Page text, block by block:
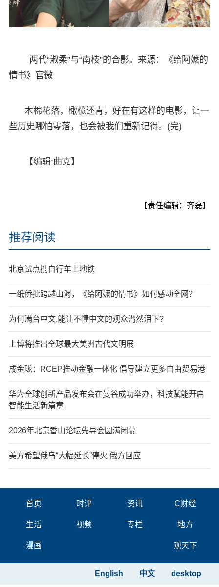
两代“淑柔”与“南枝”的合影。来源：《给阿嬷的
情书》官微
木棉花落，橄榄还青，好在有这样的电影，让一
些历史哪怕零落，也会被我们重新记得。(完)
【编辑:曲克】
【责任编辑：齐磊】
推荐阅读
北京试点携自行车上地铁
一纸侨批跨越山海，《给阿嬷的情书》如何感动全网？
为何满台中文,能让不懂中文的观众潸然泪下?
上博将推出全球最大美洲古代文明展
成金珑：RCEP推动金融一体化 倡导建立更多自由贸易港
华为全球创新产品发布会在曼谷成功举办，科技赋能开启
智能生活新篇章
2026年北京香山论坛先导会圆满闭幕
美方希望俄乌“大幅延长”停火 俄方回应
首页 时评 资讯 C财经
生活 视频 专栏 地方
漫画 观天下
desktop
中文
English